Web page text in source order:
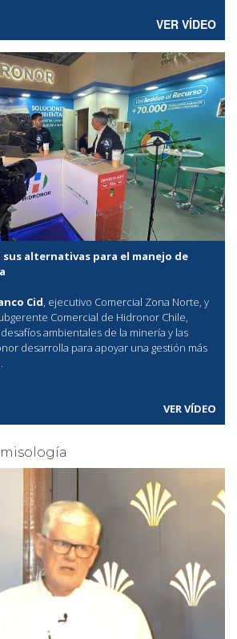
VER VÍDEO
alternativas para el manejo de
Cid, ejecutivo Comercial Zona Norte, y
Comercial de Hidronor Chile,
ambientales de la minería y las
desarrolla para apoyar una gestión más
VER VÍDEO